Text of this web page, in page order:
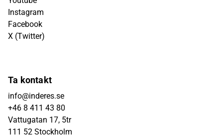
Instagram
Facebook
X (Twitter)
Ta kontakt
info@inderes.se
+46 8 411 43 80
Vattugatan 17, 5tr
111 52 Stockholm